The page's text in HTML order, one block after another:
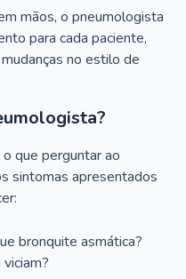
mãos, o pneumologista
para cada paciente,
no estilo de
que perguntar ao
sintomas apresentados
bronquite asmática?